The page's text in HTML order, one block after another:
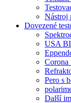
Nástroj
Dovezené
USA
Corona
Pero s
Další